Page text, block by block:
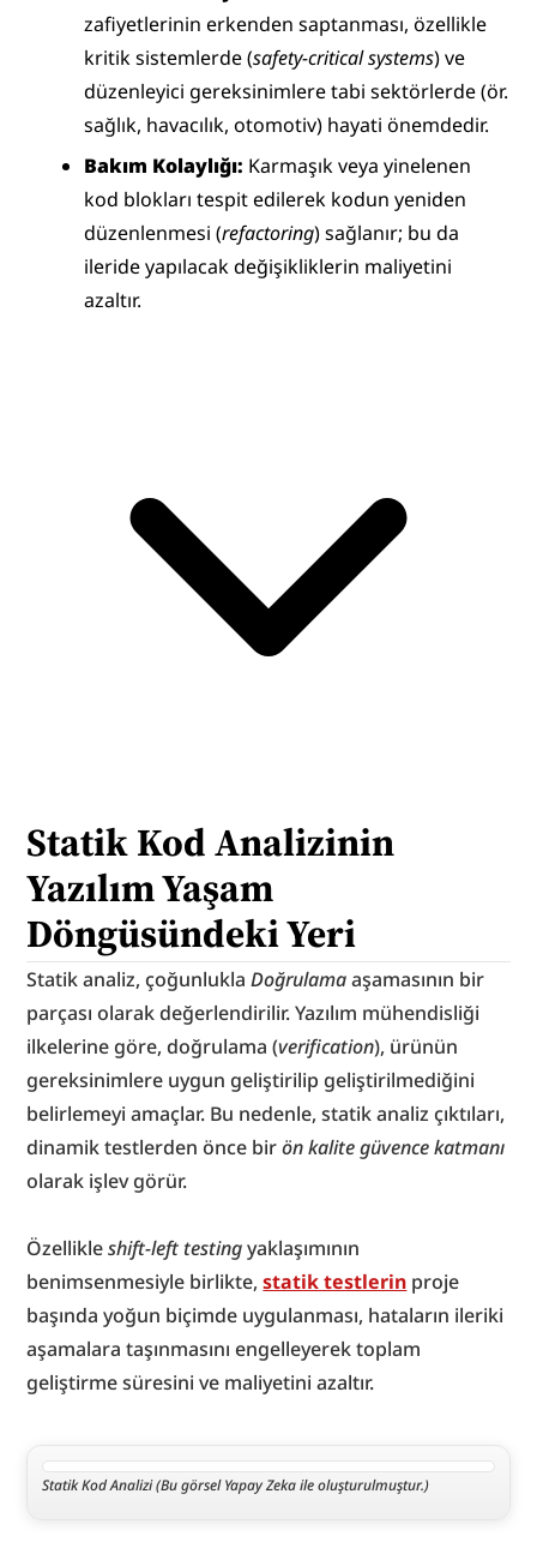
zafiyetlerinin erkenden saptanması, özellikle
kritik sistemlerde (safety-critical systems) ve
düzenleyici gereksinimlere tabi sektörlerde (ör.
sağlık, havacılık, otomotiv) hayati önemdedir.
Bakım Kolaylığı: Karmaşık veya yinelenen
kod blokları tespit edilerek kodun yeniden
düzenlenmesi (refactoring) sağlanır; bu da
ileride yapılacak değişikliklerin maliyetini
azaltır.
Statik Kod Analizinin
Yazılım Yaşam
Döngüsündeki Yeri
Statik analiz, çoğunlukla Doğrulama aşamasının bir
parçası olarak değerlendirilir. Yazılım mühendisliği
ilkelerine göre, doğrulama (verification), ürünün
gereksinimlere uygun geliştirilip geliştirilmediğini
belirlemeyi amaçlar. Bu nedenle, statik analiz çıktıları,
dinamik testlerden önce bir ön kalite güvence katmanı
olarak işlev görür.
Özellikle shift-left testing yaklaşımının
benimsenmesiyle birlikte, statik testlerin proje
başında yoğun biçimde uygulanması, hataların ileriki
aşamalara taşınmasını engelleyerek toplam
geliştirme süresini ve maliyetini azaltır.
Statik Kod Analizi (Bu görsel Yapay Zeka ile oluşturulmuştur.)